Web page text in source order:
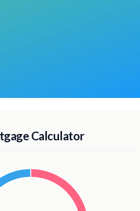
Calculator